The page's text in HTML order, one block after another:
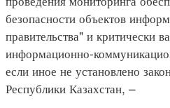
безопасности объектов
правительства" и критически
информационно-
если иное не установлено
Республики Казахстан, –